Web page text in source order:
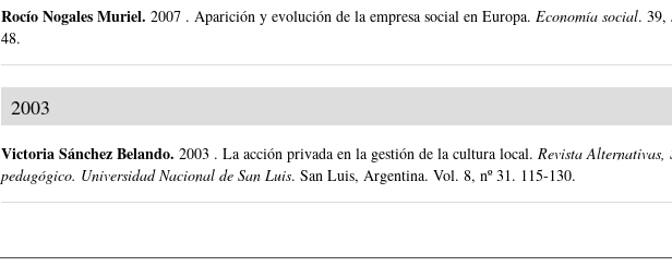
Rocío Nogales Muriel.2007 .Aparición y evolución de la empresa social en Europa. Economía social.39,
48.
2003
Victoria Sánchez Belando.2003 .La acción privada en la gestión de la cultura local. Revista Alternativas,
pedagógico. Universidad Nacional de San Luis.San Luis, Argentina.Vol. 8, nº 31. 115-130.